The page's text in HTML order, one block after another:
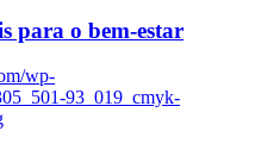
para o bem-estar
wp-
93_019_cmyk-